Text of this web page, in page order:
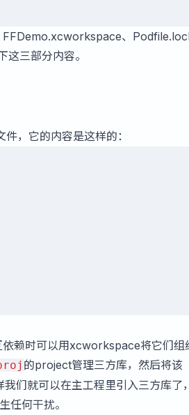
FFDemo.xcworkspace、
三部分内容。
件，它的内容是这样的：
赖时可以用xcworkspace将它们组
的project管理三方库，然后将该
们就可以在主工程里引入三方库了
任何干扰。